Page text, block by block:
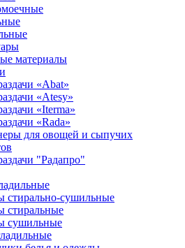
материалы
«Abat»
«Atesy»
«Iterma»
«Rada»
для овощей и сыпучих
"Радапро"
сушильные
сушильные